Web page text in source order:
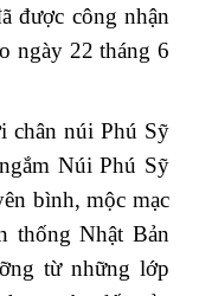
được công nhận
ngày 22 tháng 6
chân núi Phú Sỹ
Núi Phú Sỹ
bình, mộc mạc
thống Nhật Bản
từ những lớp